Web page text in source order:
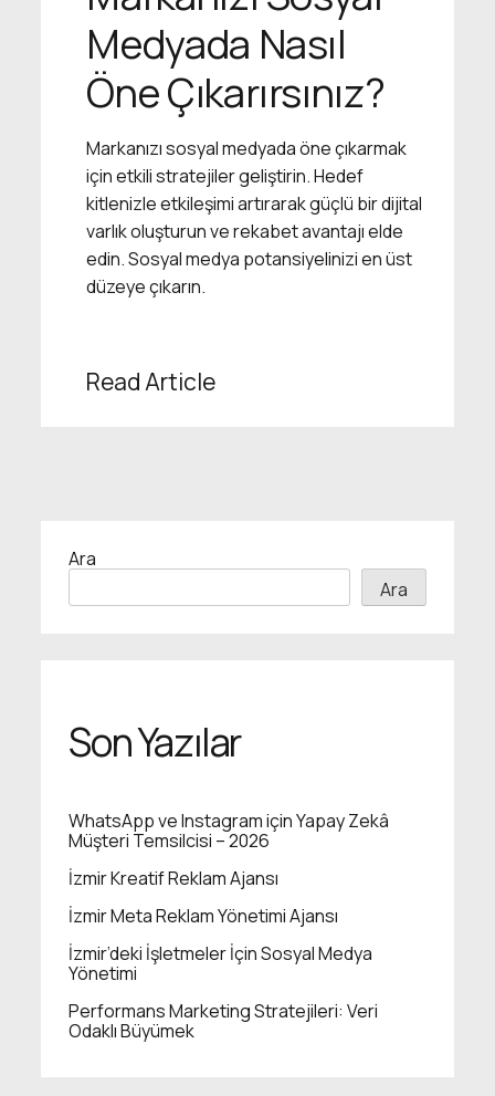
Medyada Nasıl
Öne Çıkarırsınız?
Markanızı sosyal medyada öne çıkarmak
için etkili stratejiler geliştirin. Hedef
kitlenizle etkileşimi artırarak güçlü bir dijital
varlık oluşturun ve rekabet avantajı elde
edin. Sosyal medya potansiyelinizi en üst
düzeye çıkarın.
Read Article
Ara
Ara
Son Yazılar
WhatsApp ve Instagram için Yapay Zekâ
Müşteri Temsilcisi – 2026
İzmir Kreatif Reklam Ajansı
İzmir Meta Reklam Yönetimi Ajansı
İzmir’deki İşletmeler İçin Sosyal Medya
Yönetimi
Performans Marketing Stratejileri: Veri
Odaklı Büyümek